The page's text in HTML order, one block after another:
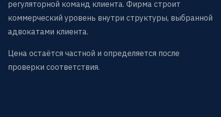
регуляторной команд клиента. Фирма строит
коммерческий уровень внутри структуры, выбранной
адвокатами клиента.
Цена остаётся частной и определяется после
проверки соответствия.